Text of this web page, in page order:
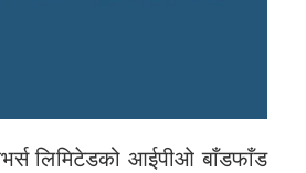
लिमिटेडको आईपीओ बाँडफाँड